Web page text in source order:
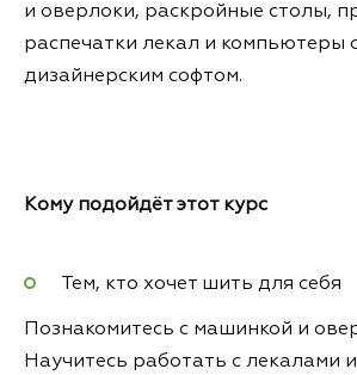
и оверлоки, раскройные столы,
распечатки лекал и компьютеры
дизайнерским софтом.
Кому подойдёт этот курс
Тем, кто хочет шить для себя
Познакомитесь с машинкой и
Научитесь работать с лекалами